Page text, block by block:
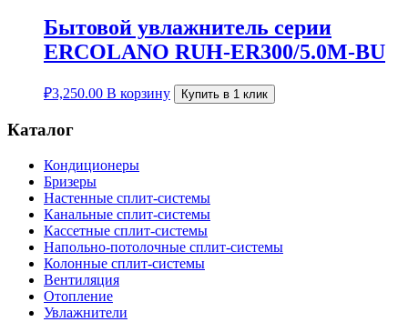
Бытовой увлажнитель серии
ERCOLANO RUH-ER300/5.0M-BU
₽3,250.00 В корзину Купить в 1 клик
Каталог
Кондиционеры
Бризеры
Настенные сплит-системы
Канальные сплит-системы
Кассетные сплит-системы
Напольно-потолочные сплит-системы
Колонные сплит-системы
Вентиляция
Отопление
Увлажнители